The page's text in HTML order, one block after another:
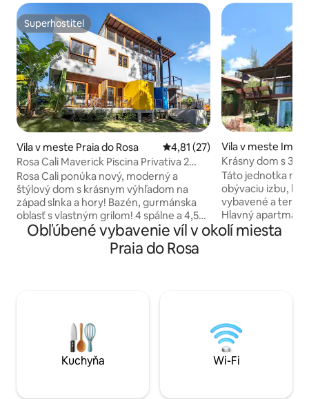
Superhostiteľ
Superhostiteľ
Vila v meste Praia do Rosa Priemerné ohodnotenie 4,81
4,81 (27)
Rosa Cali Maverick Piscina Privativa 2
Hidros BBQ!
Rosa Cali ponúka nový, moderný a
štýlový dom s krásnym výhľadom na
západ slnka a hory! Bazén, gurmánska
oblasť s vlastným grilom! 4 spálne a 4,5
kúpeľne, z ktorých 2 sú apartmány s
VAŇOU, plynové kúrenie! Balkón,
obývacia izba a gurmánska kuchyňa s
3 camas queen c/auxiliar Wi-Fi 200 MB
fibra, INTELIGENTNÝ televízor 50"
parkovanie zadarmo
Vila v meste
Krásny dom s 3
doRosa/
Táto jednotka má
obývaciu izbu,
vybavené a
Hlavný apartmán
manželskou
2 jednolôžka,
minibarom.
Obľúbené vybavenie víl v okolí miesta
Praia do Rosa
Kuchyňa Wi-Fi